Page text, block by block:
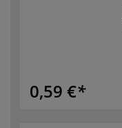
0,59 €